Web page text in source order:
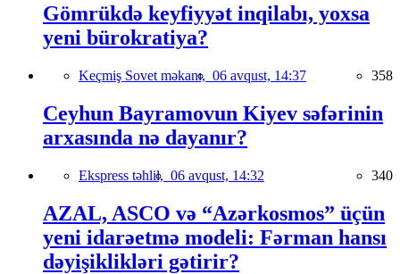
Gömrükdə keyfiyyət inqilabı, yoxsa
yeni bürokratiya?
Keçmiş Sovet məkanı, 06 avqust, 14:37 358
Ceyhun Bayramovun Kiyev səfərinin
arxasında nə dayanır?
Ekspress təhlil, 06 avqust, 14:32 340
AZAL, ASCO və “Azərkosmos” üçün
yeni idarəetmə modeli: Fərman hansı
dəyişiklikləri gətirir?